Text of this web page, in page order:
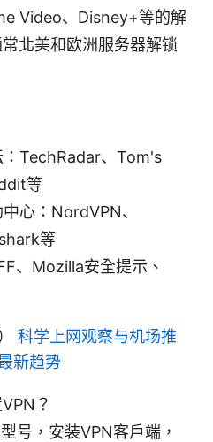
Video、Disney+等的解
北美和欧洲服务器解锁
TechRadar、Tom's
等
心：NordVPN、
等
、Mozilla安全提示、
科学上网观察与机场推
新趋势
？
号，安装VPN客户端，